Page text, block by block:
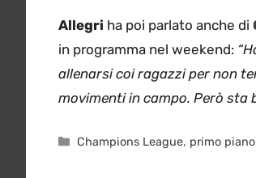
Allegri ha poi parlato anche di
in programma nel weekend:
allenarsi coi ragazzi per non
movimenti in campo. Però sta
Categorie
Champions League, primo piano